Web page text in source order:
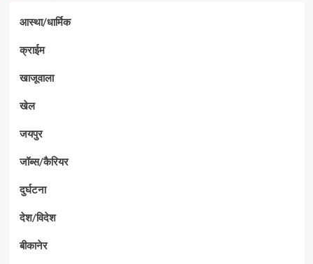
आस्था/धार्मिक
क्राईम
खाजूवाला
खेल
जयपुर
जॉब्स/कैरियर
दुर्घटना
देश/विदेश
बीकानेर